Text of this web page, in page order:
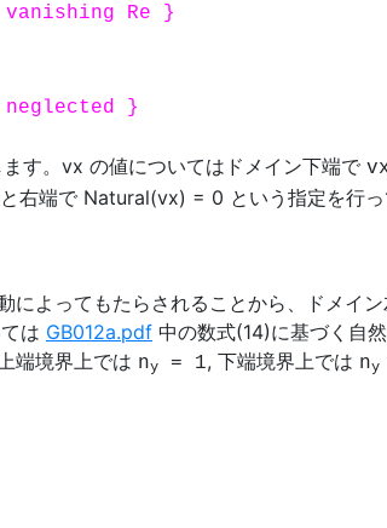
Re }
}
す。vx の値についてはドメイン下端で
右端で Natural(vx) = 0 という指定を行
よってもたらされることから、ドメイ
は GB012a.pdf 中の数式(14)に基づく自
端境界上では ny = 1, 下端境界上では ny